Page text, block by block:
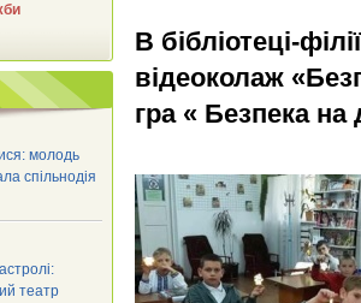
В бібліотеці-
відеоколаж
гра « Безпека на
молодь
спільнодія
театр